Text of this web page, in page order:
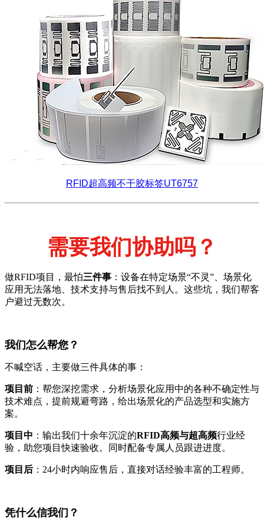
RFID超高频不干胶标签UT6757
需要我们协助吗？
做RFID项目，最怕三件事 ：设备在特定场景“不灵”、场景化
应用无法落地、技术支持与售后找不到人。这些坑，我们帮客
户避过无数次。
我们怎么帮您？
不喊空话，主要做三件具体的事：
项目前 ：帮您深挖需求，分析场景化应用中的各种不确定性与
技术难点，提前规避弯路，给出场景化的产品选型和实施方
案。
项目中 ：输出我们十余年沉淀的RFID高频与超高频行业经
验，助您项目快速验收。同时配备专属人员跟进进度。
项目后 ：24小时内响应售后，直接对话经验丰富的工程师。
凭什么信我们？